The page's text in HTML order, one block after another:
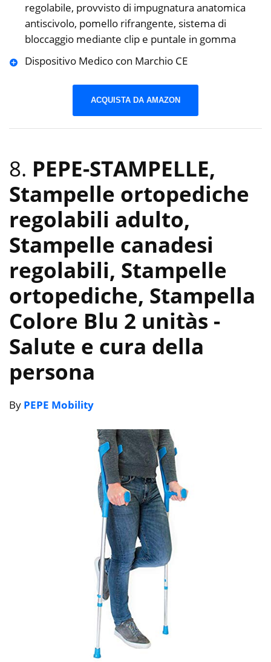
regolabile, provvisto di impugnatura anatomica
antiscivolo, pomello rifrangente, sistema di
bloccaggio mediante clip e puntale in gomma
Dispositivo Medico con Marchio CE
ACQUISTA DA AMAZON
8. PEPE-STAMPELLE,
Stampelle ortopediche
regolabili adulto,
Stampelle canadesi
regolabili, Stampelle
ortopediche, Stampella
Colore Blu 2 unitàs -
Salute e cura della
persona
By PEPE Mobility